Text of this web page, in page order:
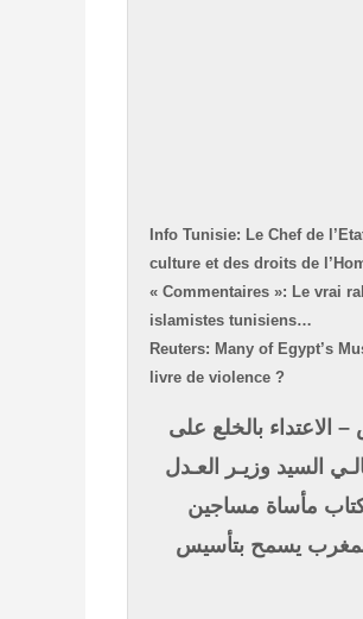
Info Tunisie: Le Chef de
culture et des droits de
« Commentaires »: Le vrai
islamistes tunisiens…
Reuters: Many of Egypt’s
livre de violence ?
بالخلع على
السيد وزيـر العـدل
كتاب مأساة مساجين
المغرب يسمح بتأسيس